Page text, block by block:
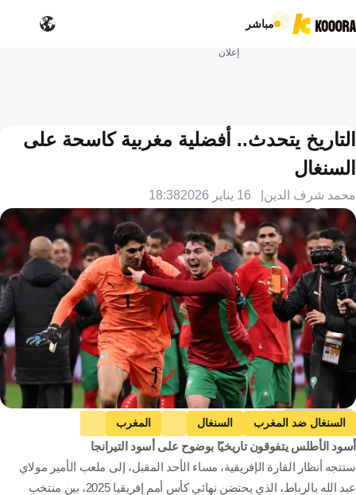
مباشر
إعلان
التاريخ يتحدث.. أفضلية مغربية كاسحة على
السنغال
محمد شرف الدين 16 يناير 2026 18:38
Getty Images
السنغال ضد المغرب السنغال
المغرب
كأس أمم إفريقيا
مصر ضد نيجيريا مصر
السنغال
المغرب مصر نيجيريا كرة قدم
أسود الأطلس يتفوقون تاريخيًا بوضوح على أسود التيرانجا
ستتجه أنظار القارة الإفريقية، مساء الأحد المقبل، إلى ملعب الأمير مولاي
عبد الله بالرباط، الذي يحتضن نهائي كأس أمم إفريقيا 2025، بين منتخب